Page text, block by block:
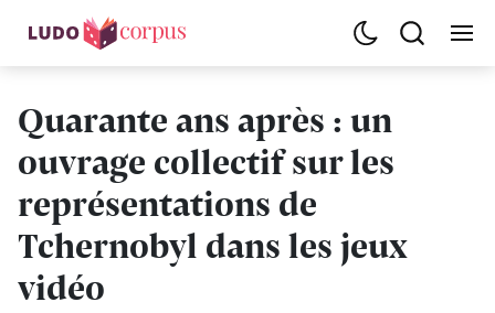
Quarante ans après : un
ouvrage collectif sur les
représentations de
Tchernobyl dans les jeux
vidéo